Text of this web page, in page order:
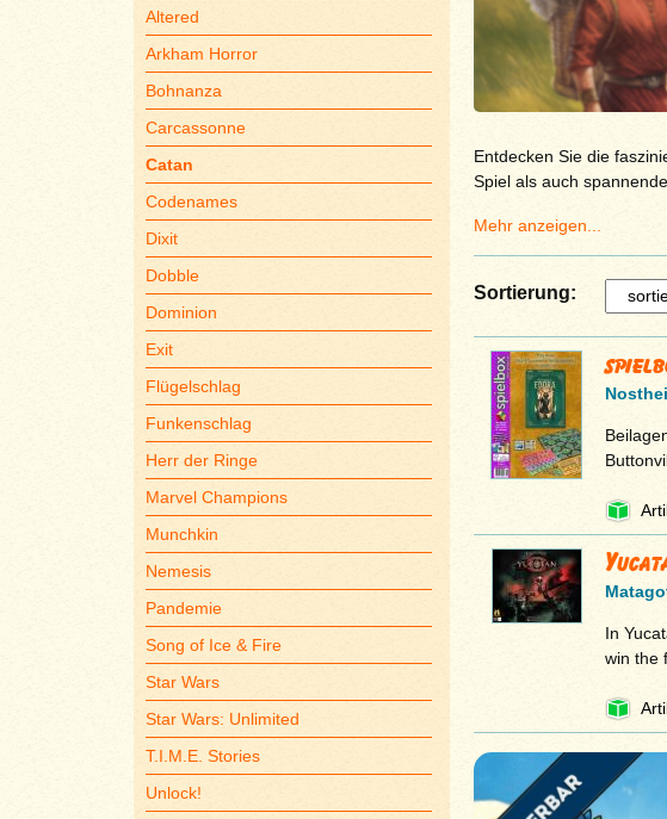
Altered
Arkham Horror
Bohnanza
Carcassonne
Catan
Codenames
Dixit
Dobble
Dominion
Exit
Flügelschlag
Funkenschlag
Herr der Ringe
Marvel Champions
Munchkin
Nemesis
Pandemie
Song of Ice & Fire
Star Wars
Star Wars: Unlimited
T.I.M.E. Stories
Unlock!
Entdecken Sie die
Spiel als auch
Mehr anzeigen...
Sortierung:
In
win the